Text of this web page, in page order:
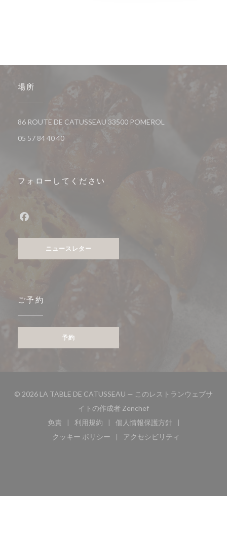
場所
86 ROUTE DE CATUSSEAU 33500 POMEROL
05 57 84 40 40
フォローしてください
ニュースレター
ご予約
予約
© 2026 LA TABLE DE CATUSSEAU — このレストランウェブサ
イトの作成者 Zenchef((新しいウィンドウで開
免責
((新しいウィンドウで開きます))
利用規約
((新しいウィンドウで開きます))
個人情報保護方針
((新しいウィンドウで開
クッキー ポリシー
((新しいウィンドウで開きます))
アクセシビリティ
((新しいウィンドウで